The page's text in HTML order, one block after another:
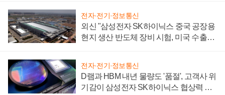
전자·전기·정보통신
외신 "삼성전자 SK하이닉스 중국 공장용
현지 생산 반도체 장비 시험, 미국 수출통
전자·전기·정보통신
D램과 HBM 내년 물량도 '품절', 고객사 위
기감이 삼성전자 SK하이닉스 협상력 더